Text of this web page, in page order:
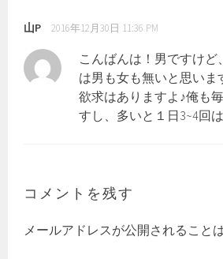
山P 2016年12月30日 11:36 PM
こんばんは！男ですけど
は男も女も無いと思いま
欲求はありますよ♪俺も
すし、多いと１日3~4回
コメントを残す
メールアドレスが公開されること